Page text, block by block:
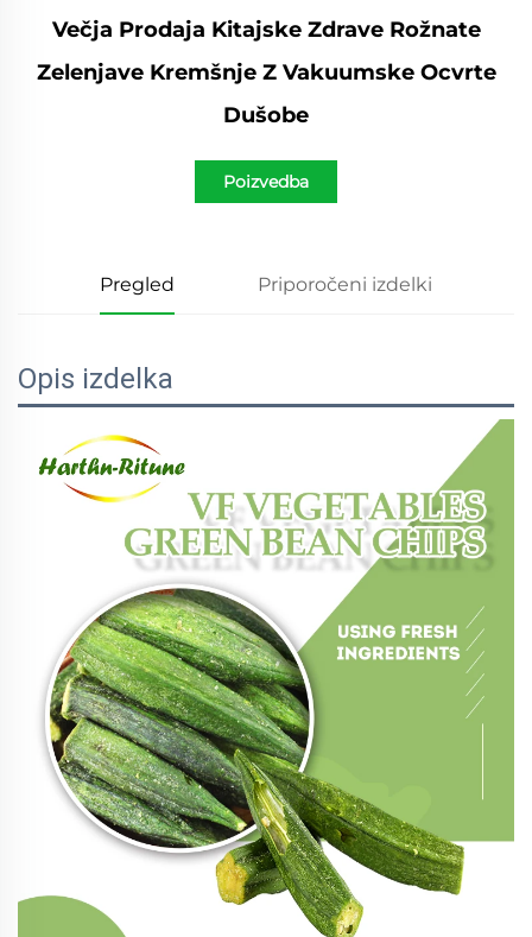
Večja Prodaja Kitajske Zdrave Rožnate
Zelenjave Kremšnje Z Vakuumske Ocvrte
Dušobe
Poizvedba
Pregled Priporočeni izdelki
Opis izdelka